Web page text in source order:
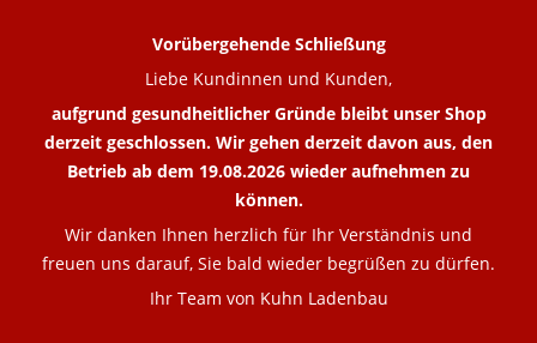
Vorübergehende Schließung
Liebe Kundinnen und Kunden,
aufgrund gesundheitlicher Gründe bleibt unser Shop
derzeit geschlossen. Wir gehen derzeit davon aus, den
Betrieb ab dem 19.08.2026 wieder aufnehmen zu
können.
Wir danken Ihnen herzlich für Ihr Verständnis und
freuen uns darauf, Sie bald wieder begrüßen zu dürfen.
Ihr Team von Kuhn Ladenbau